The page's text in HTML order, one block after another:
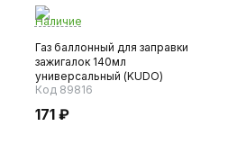
Наличие
Газ баллонный для заправки
зажигалок 140мл
универсальный (KUDO)
Код 89816
171 ₽